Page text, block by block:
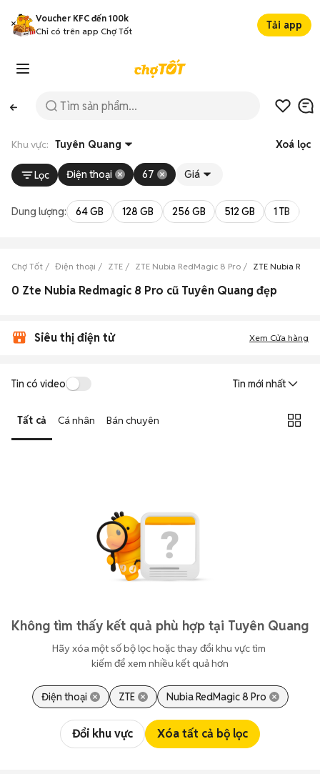
Voucher KFC đến 100k
Chỉ có trên app Chợ Tốt
Tải app
Khu vực: Tuyên Quang Xoá lọc
Lọc Điện thoại 67 Giá
Dung lượng: 64 GB 128 GB 256 GB 512 GB 1 TB
Chợ Tốt Điện thoại ZTE ZTE Nubia RedMagic 8 Pro ZTE Nubia
0 Zte Nubia Redmagic 8 Pro cũ Tuyên Quang đẹp
Siêu thị điện tử Xem Cửa hàng
Tin có video Tin mới nhất
Tất cả Cá nhân Bán chuyên
Không tìm thấy kết quả phù hợp tại Tuyên Quang
Hãy xóa một số bộ lọc hoặc thay đổi khu vực tìm
kiếm để xem nhiều kết quả hơn
Điện thoại ZTE Nubia RedMagic 8 Pro
Đổi khu vực Xóa tất cả bộ lọc